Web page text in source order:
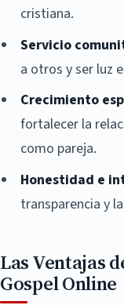
cristiana.
Servicio
a otros y ser luz
Crecimiento
fortalecer la
como pareja.
Honestidad e
transparencia y
Las Ventajas
Gospel Online